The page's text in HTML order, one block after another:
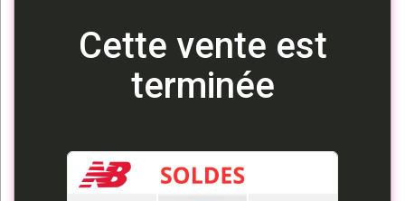
Cette vente est
terminée